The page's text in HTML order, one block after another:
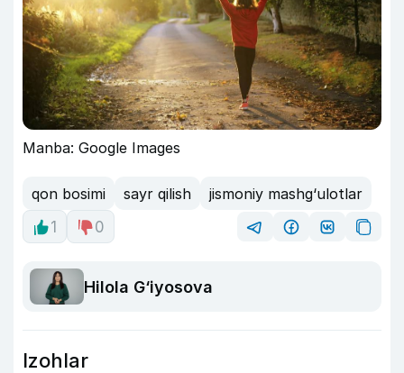
Manba: Google Images
qon bosimi sayr qilish
jismoniy mashg‘ulotlar
1
0
Hilola G‘iyosova
Izohlar